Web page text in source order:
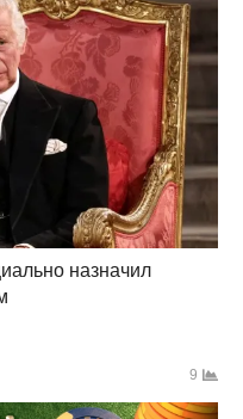
назначил
9